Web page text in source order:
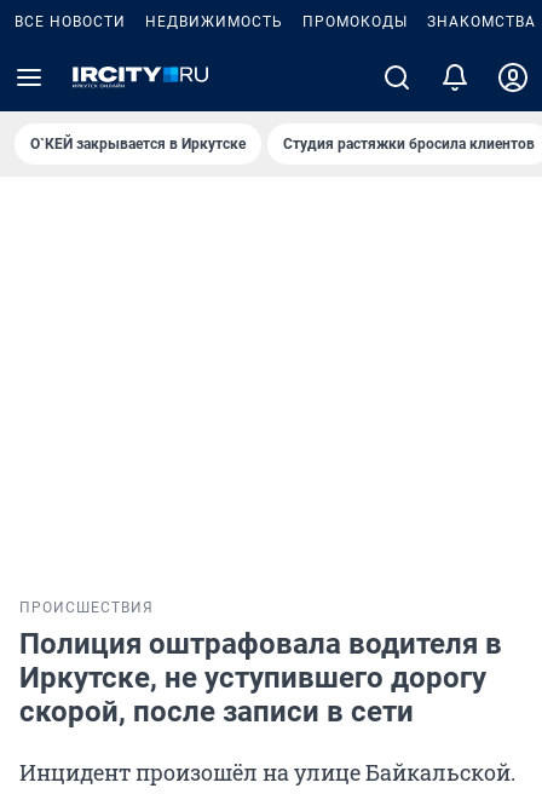
ВСЕ НОВОСТИ НЕДВИЖИМОСТЬ ПРОМОКОДЫ ЗНАКОМСТВА
О`КЕЙ закрывается в Иркутске Студия растяжки бросила клиентов
ПРОИСШЕСТВИЯ
Полиция оштрафовала водителя в
Иркутске, не уступившего дорогу
скорой, после записи в сети
Инцидент произошёл на улице Байкальской.